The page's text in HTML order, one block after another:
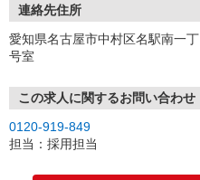
★スマホでWEB面接（LINEなど
す
③面接実施（履歴書不要）
④勤務開始（スタート日は応相談
お気軽にご応募ください♪
連絡先住所
愛知県名古屋市中村区名駅南一
号室
この求人に関するお問い合わせ
0120-919-849
担当：採用担当